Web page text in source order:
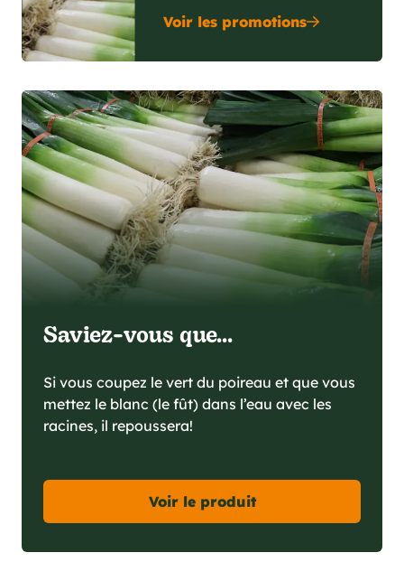
Voir les promotions
Saviez-vous que...
Si vous coupez le vert du poireau et que vous
mettez le blanc (le fût) dans l’eau avec les
racines, il repoussera!
Voir le produit